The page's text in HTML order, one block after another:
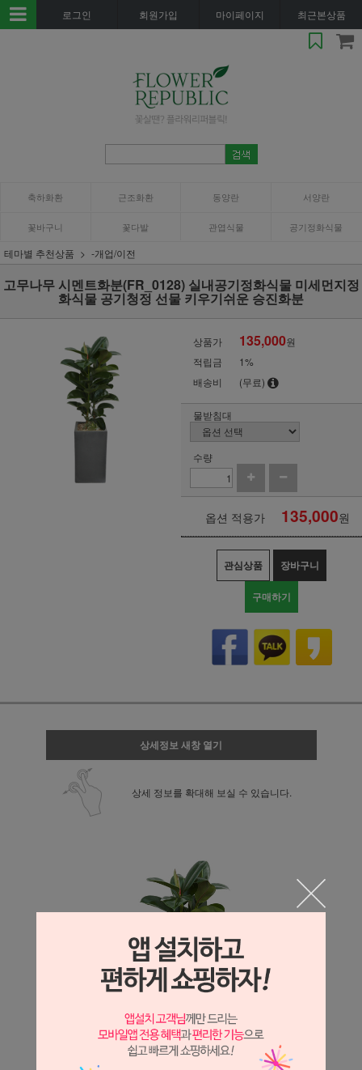
로그인 회원가입 마이페이지 최근본상품
축하화환 근조화환 동양란 서양란
꽃바구니 꽃다발 관엽식물 공기정화식물
테마별 추천상품 -개업/이전
고무나무 시멘트화분(FR_0128) 실내공기정화식물 미세먼지정
화식물 공기청정 선물 키우기쉬운 승진화분
상품가 135,000원
적립금
1%
배송비
(무료)
물받침대
수량
옵션 적용가 135,000원
관심상품 장바구니
구매하기
상세정보 새창 열기
상세 정보를 확대해 보실 수 있습니다.